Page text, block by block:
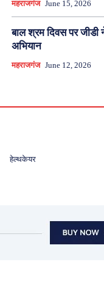
महराजगंज June 15, 2026
बाल श्रम दिवस पर
अभियान
महराजगंज June 12, 2026
हेल्थकेयर